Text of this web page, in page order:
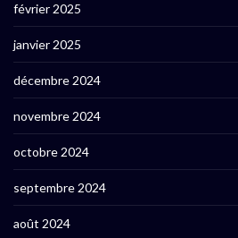
février 2025
janvier 2025
décembre 2024
novembre 2024
octobre 2024
septembre 2024
août 2024